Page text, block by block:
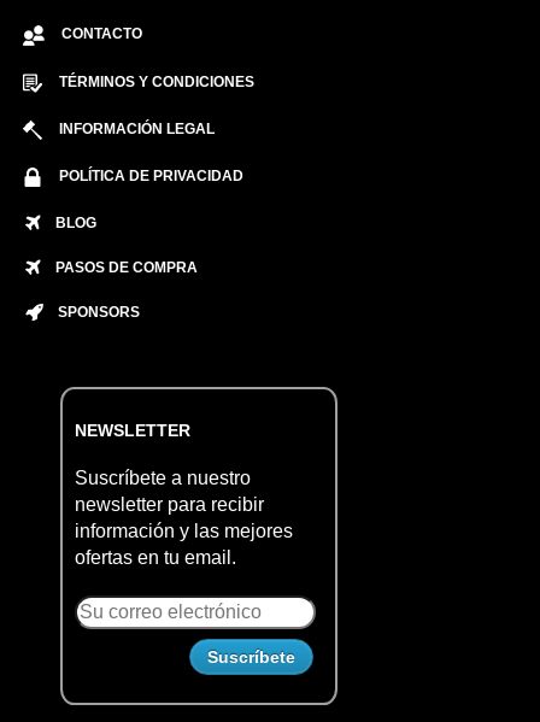
CONTACTO
TÉRMINOS Y CONDICIONES
INFORMACIÓN LEGAL
POLÍTICA DE PRIVACIDAD
BLOG
PASOS DE COMPRA
SPONSORS
NEWSLETTER
Suscríbete a nuestro
newsletter para recibir
información y las mejores
ofertas en tu email.